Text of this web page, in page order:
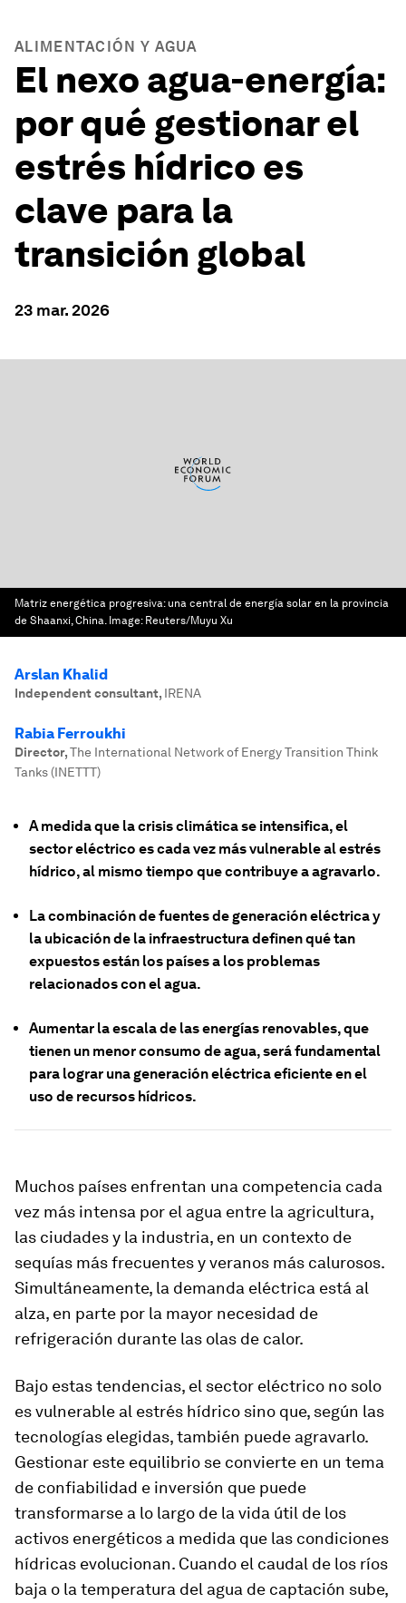
ALIMENTACIÓN Y AGUA
El nexo agua-energía:
por qué gestionar el
estrés hídrico es
clave para la
transición global
23 mar. 2026
Matriz energética progresiva: una central de energía solar en la provincia
de Shaanxi, China. Image: Reuters/Muyu Xu
Arslan Khalid
Independent consultant, IRENA
Rabia Ferroukhi
Director,The International Network of Energy Transition Think
Tanks (INETTT)
A medida que la crisis climática se intensifica, el
sector eléctrico es cada vez más vulnerable al estrés
hídrico, al mismo tiempo que contribuye a agravarlo.
La combinación de fuentes de generación eléctrica y
la ubicación de la infraestructura definen qué tan
expuestos están los países a los problemas
relacionados con el agua.
Aumentar la escala de las energías renovables, que
tienen un menor consumo de agua, será fundamental
para lograr una generación eléctrica eficiente en el
uso de recursos hídricos.
Muchos países enfrentan una competencia cada
vez más intensa por el agua entre la agricultura,
las ciudades y la industria, en un contexto de
sequías más frecuentes y veranos más calurosos.
Simultáneamente, la demanda eléctrica está al
alza, en parte por la mayor necesidad de
refrigeración durante las olas de calor.
Bajo estas tendencias, el sector eléctrico no solo
es vulnerable al estrés hídrico sino que, según las
tecnologías elegidas, también puede agravarlo.
Gestionar este equilibrio se convierte en un tema
de confiabilidad e inversión que puede
transformarse a lo largo de la vida útil de los
activos energéticos a medida que las condiciones
hídricas evolucionan. Cuando el caudal de los ríos
baja o la temperatura del agua de captación sube,